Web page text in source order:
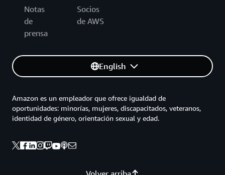
Notas
de
prensa
Socios
de AWS
English
Amazon es un empleador que ofrece igualdad de
oportunidades: minorías, mujeres, discapacitados, veteranos,
identidad de género, orientación sexual y edad.